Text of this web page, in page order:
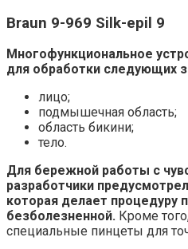
Braun 9-969 Silk-epil 9
Многофункциональное
для обработки следующих
лицо;
подмышечная область;
область бикини;
тело.
Для бережной работы с
разработчики
которая делает процедуру
безболезненной. Кроме
специальные пинцеты для